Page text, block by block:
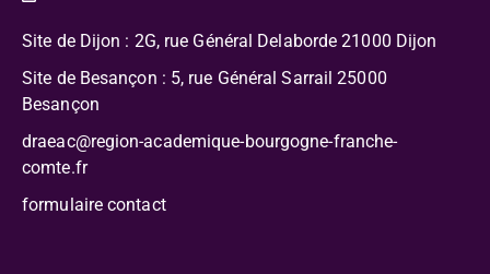
Site de Dijon : 2G, rue Général Delaborde 21000 Dijon
Site de Besançon : 5, rue Général Sarrail 25000
Besançon
draeac@region-academique-bourgogne-franche-
comte.fr
formulaire contact